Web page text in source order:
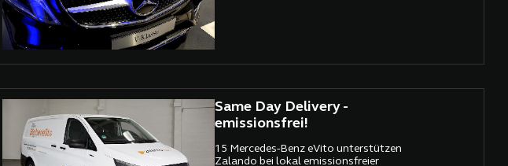
Same Day Delivery -
emissionsfrei!
15 Mercedes-Benz eVito unterstützen
Zalando bei lokal emissionsfreier